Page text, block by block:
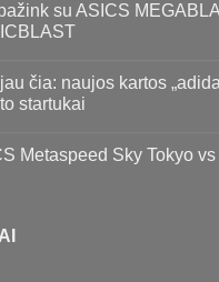
su ASICS
čia: naujos kartos
startukai
Metaspeed Sky Tokyo